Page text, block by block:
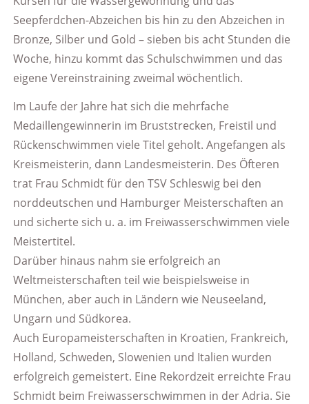
Seepferdchen-Abzeichen bis hin zu den Abzeichen in
Bronze, Silber und Gold – sieben bis acht Stunden die
Woche, hinzu kommt das Schulschwimmen und das
eigene Vereinstraining zweimal wöchentlich.
Im Laufe der Jahre hat sich die mehrfache
Medaillengewinnerin im Bruststrecken, Freistil und
Rückenschwimmen viele Titel geholt. Angefangen als
Kreismeisterin, dann Landesmeisterin. Des Öfteren
trat Frau Schmidt für den TSV Schleswig bei den
norddeutschen und Hamburger Meisterschaften an
und sicherte sich u. a. im Freiwasserschwimmen viele
Meistertitel.
Darüber hinaus nahm sie erfolgreich an
Weltmeisterschaften teil wie beispielsweise in
München, aber auch in Ländern wie Neuseeland,
Ungarn und Südkorea.
Auch Europameisterschaften in Kroatien, Frankreich,
Holland, Schweden, Slowenien und Italien wurden
erfolgreich gemeistert. Eine Rekordzeit erreichte Frau
Schmidt beim Freiwasserschwimmen in der Adria. Sie